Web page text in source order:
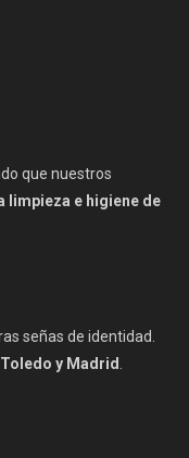
que nuestros
limpieza e higiene de
señas de identidad.
y Madrid